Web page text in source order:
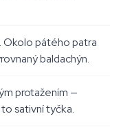
Okolo pátého patra
baldachýn.
protažením —
sativní tyčka.